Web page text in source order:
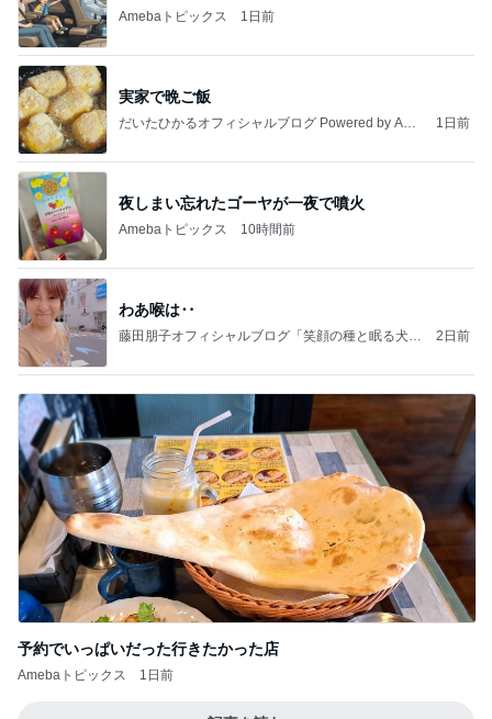
Amebaトピックス 1日前
実家で晩ご飯
だいたひかるオフィシャルブログ Powered by Ame
1日前
夜しまい忘れたゴーヤが一夜で噴火
Amebaトピックス 10時間前
わあ喉は‥
藤田朋子オフィシャルブログ「笑顔の種と眠る犬」
2日前
予約でいっぱいだった行きたかった店
Amebaトピックス 1日前